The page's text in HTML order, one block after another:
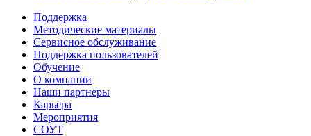
Поддержка
Методические материалы
Сервисное обслуживание
Поддержка пользователей
Обучение
О компании
Наши партнеры
Карьера
Мероприятия
СОУТ